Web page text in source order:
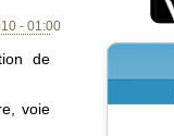
- 01:00
de
voie